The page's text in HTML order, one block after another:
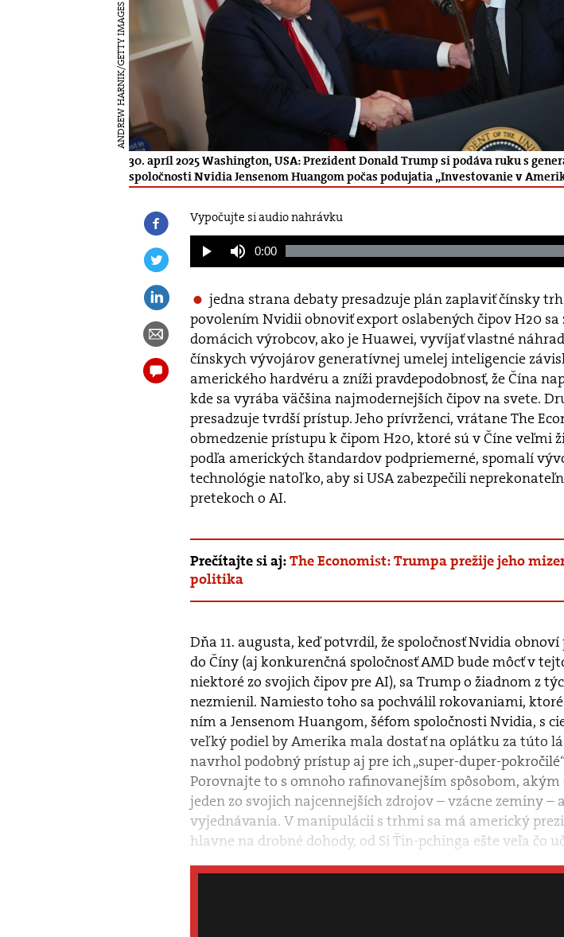
ANDREW HARNIK/GETTY IMAGES
30. apríl 2025 Washington, USA: Prezident Donald Trump si podáva ruku s
spoločnosti Nvidia Jensenom Huangom počas podujatia „Investovanie v
Vypočujte si audio nahrávku
Play MuteCurrent
0:00
100.00%
jedna strana debaty presadzuje plán zaplaviť čínsky
povolením Nvidii obnoviť export oslabených čipov H20
domácich výrobcov, ako je Huawei, vyvíjať vlastné
čínskych vývojárov generatívnej umelej inteligencie
amerického hardvéru a zníži pravdepodobnosť, že Čína
kde sa vyrába väčšina najmodernejších čipov na svete.
presadzuje tvrdší prístup. Jeho prívrženci, vrátane The
obmedzenie prístupu k čipom H20, ktoré sú v Číne veľmi
podľa amerických štandardov podpriemerné, spomalí
technológie natoľko, aby si USA zabezpečili
pretekoch o AI.
Prečítajte si aj:The Economist: Trumpa prežije jeho
politika
Dňa 11. augusta, keď potvrdil, že spoločnosť Nvidia
do Číny (aj konkurenčná spoločnosť AMD bude môcť v
niektoré zo svojich čipov pre AI), sa Trump o žiadnom z
nezmienil. Namiesto toho sa pochválil rokovaniami,
ním a Jensenom Huangom, šéfom spoločnosti Nvidia, s
veľký podiel by Amerika mala dostať na oplátku za túto
navrhol podobný prístup aj pre ich „super-duper-
Porovnajte to s omnoho rafinovanejším spôsobom, akým
jeden zo svojich najcennejších zdrojov – vzácne zeminy –
vyjednávania. V manipulácii s trhmi sa má americký
hlavne na drobné dohody, od Si Ťin-pchinga ešte veľa čo